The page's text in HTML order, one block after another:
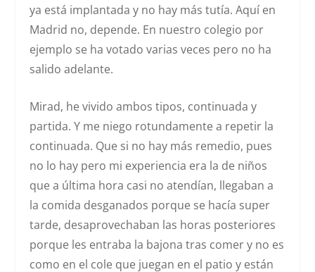
ya está implantada y no hay más tutía. Aquí en
Madrid no, depende. En nuestro colegio por
ejemplo se ha votado varias veces pero no ha
salido adelante.
Mirad, he vivido ambos tipos, continuada y
partida. Y me niego rotundamente a repetir la
continuada. Que si no hay más remedio, pues
no lo hay pero mi experiencia era la de niños
que a última hora casi no atendían, llegaban a
la comida desganados porque se hacía super
tarde, desaprovechaban las horas posteriores
porque les entraba la bajona tras comer y no es
como en el cole que juegan en el patio y están